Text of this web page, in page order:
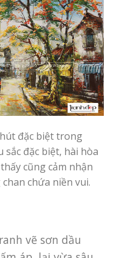
đặc biệt trong
sắc đặc biệt, hài hòa
cũng cảm nhận
chứa niền vui.
vẽ sơn dầu